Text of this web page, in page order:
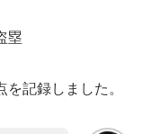
塁
記録しました。